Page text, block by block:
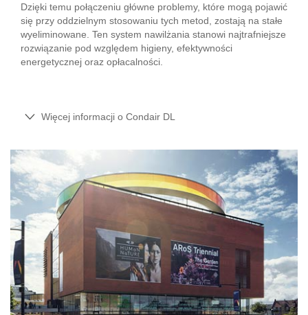
Dzięki temu połączeniu główne problemy, które mogą pojawić
się przy oddzielnym stosowaniu tych metod, zostają na stałe
wyeliminowane. Ten system nawilżania stanowi najtrafniejsze
rozwiązanie pod względem higieny, efektywności
energetycznej oraz opłacalności.
Więcej informacji o Condair DL